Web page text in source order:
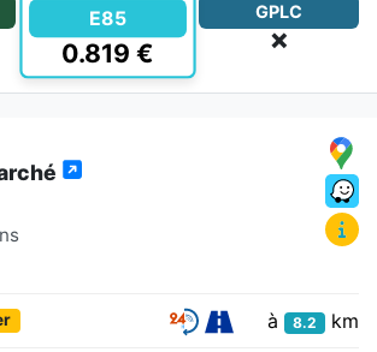
E85
0.819 €
GPLC
❌
à 8.2 km